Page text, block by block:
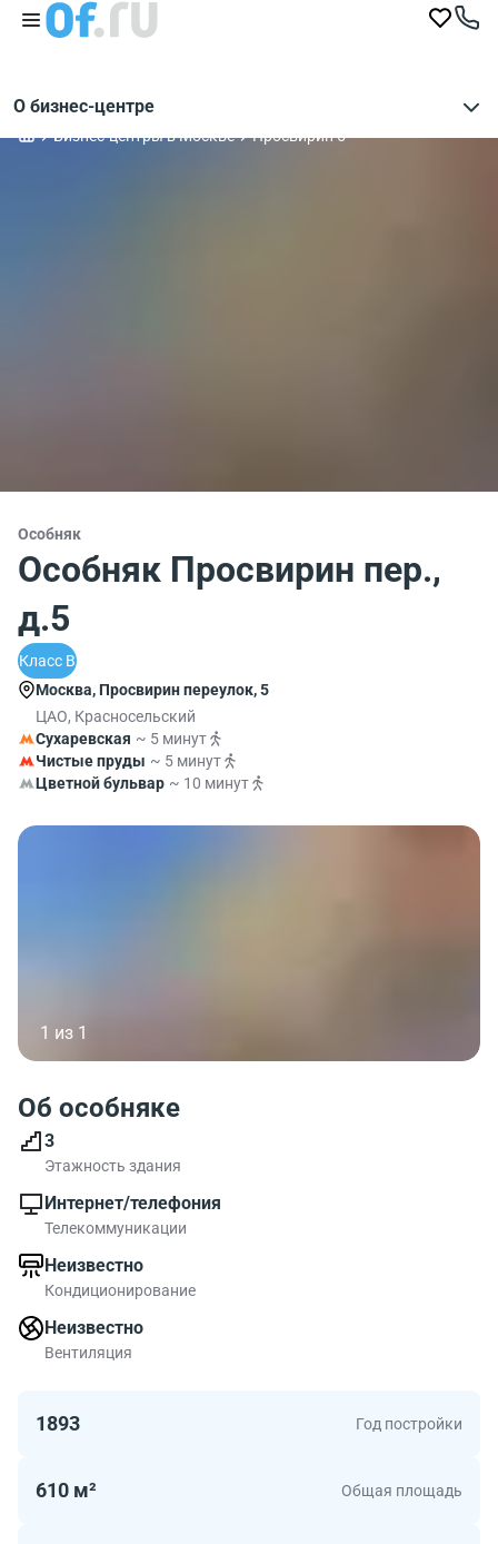
О бизнес-центре
Бизнес-центры в Москве Просвирин 5
Особняк
Особняк Просвирин пер.,
д.5
Класс B
Москва, Просвирин переулок, 5
ЦАО, Красносельский
Сухаревская ~ 5 минут
Чистые пруды ~ 5 минут
Цветной бульвар ~ 10 минут
1 из 1
Об особняке
3
Этажность здания
Интернет/телефония
Телекоммуникации
Неизвестно
Кондиционирование
Неизвестно
Вентиляция
1893 Год постройки
610 м² Общая площадь